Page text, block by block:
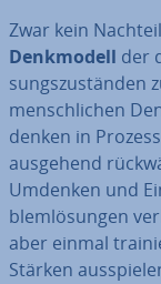
Zwar kein
Denk­mo­dell der
sungs­zu­stän­den
mensch­li­chen
denken in
ausgehend
Umdenken und
blem­lö­sun­gen
aber einmal
Stärken